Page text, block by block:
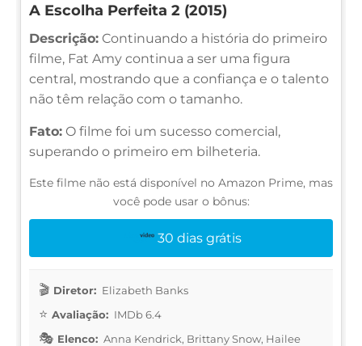
A Escolha Perfeita 2 (2015)
Descrição: Continuando a história do primeiro
filme, Fat Amy continua a ser uma figura
central, mostrando que a confiança e o talento
não têm relação com o tamanho.
Fato: O filme foi um sucesso comercial,
superando o primeiro em bilheteria.
Este filme não está disponível no Amazon Prime, mas
você pode usar o bônus:
30 dias grátis
Diretor: Elizabeth Banks
Avaliação: IMDb 6.4
Elenco: Anna Kendrick, Brittany Snow, Hailee